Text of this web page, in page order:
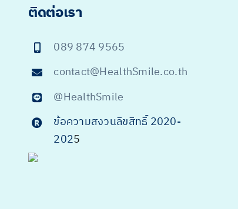
ติดต่อเรา
089 874 9565
contact@HealthSmile.co.th
@HealthSmile
ข้อความสงวนลิขสิทธิ์ 2020-
2025